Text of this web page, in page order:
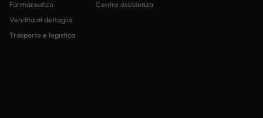
Farmaceutico
Vendita al dettaglio
Trasporto e logistica
Centro assistenza